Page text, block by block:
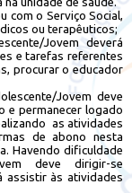
com o Serviço Social,
ou terapêuticos;
Jovem deverá
e tarefas referentes
procurar o educador
Jovem deve
e permanecer logado
as atividades
de abono nesta
Havendo dificuldade
deve dirigir-se
assistir às atividades